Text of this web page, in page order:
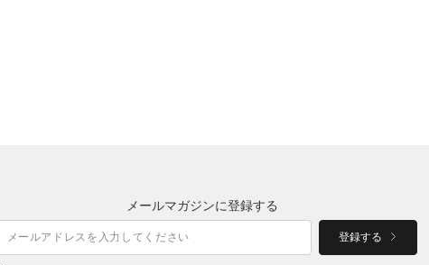
メールマガジンに登録する
登録する